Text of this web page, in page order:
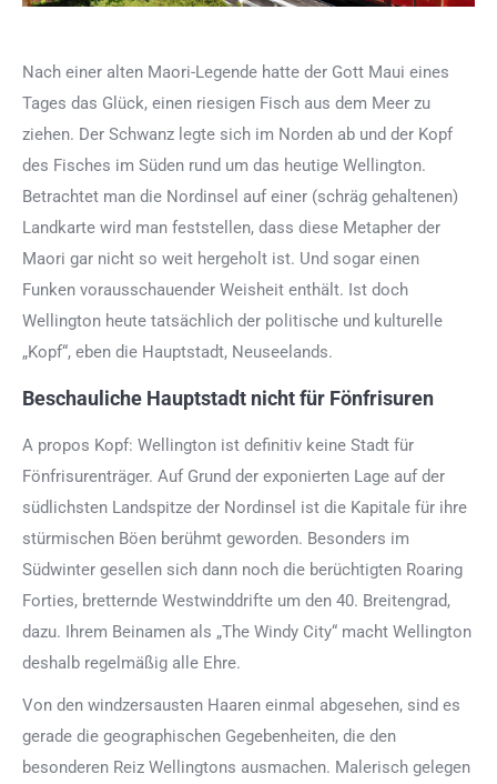
Nach einer alten Maori-Legende hatte der Gott Maui eines
Tages das Glück, einen riesigen Fisch aus dem Meer zu
ziehen. Der Schwanz legte sich im Norden ab und der Kopf
des Fisches im Süden rund um das heutige Wellington.
Betrachtet man die Nordinsel auf einer (schräg gehaltenen)
Landkarte wird man feststellen, dass diese Metapher der
Maori gar nicht so weit hergeholt ist. Und sogar einen
Funken vorausschauender Weisheit enthält. Ist doch
Wellington heute tatsächlich der politische und kulturelle
„Kopf“, eben die Hauptstadt, Neuseelands.
Beschauliche Hauptstadt nicht für Fönfrisuren
A propos Kopf: Wellington ist definitiv keine Stadt für
Fönfrisurenträger. Auf Grund der exponierten Lage auf der
südlichsten Landspitze der Nordinsel ist die Kapitale für ihre
stürmischen Böen berühmt geworden. Besonders im
Südwinter gesellen sich dann noch die berüchtigten Roaring
Forties, bretternde Westwinddrifte um den 40. Breitengrad,
dazu. Ihrem Beinamen als „The Windy City“ macht Wellington
deshalb regelmäßig alle Ehre.
Von den windzersausten Haaren einmal abgesehen, sind es
gerade die geographischen Gegebenheiten, die den
besonderen Reiz Wellingtons ausmachen. Malerisch gelegen